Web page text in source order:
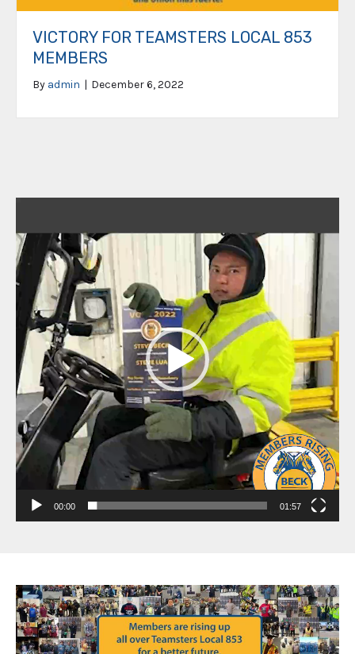
VICTORY FOR TEAMSTERS LOCAL 853
MEMBERS
By admin | December 6, 2022
Player
00:00 01:57